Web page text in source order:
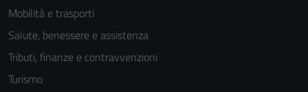
Mobilità e trasporti
Salute, benessere e assistenza
Tributi, finanze e contravvenzioni
Turismo